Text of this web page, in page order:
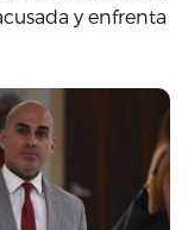
y enfrenta